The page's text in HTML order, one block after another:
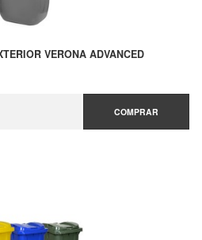
VERONA ADVANCED
COMPRAR